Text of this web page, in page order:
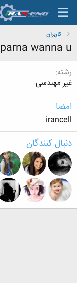
کاربران
parna wanna u
رشته
غیر مهندسی
امضا
irancell
دنبال کنندگان